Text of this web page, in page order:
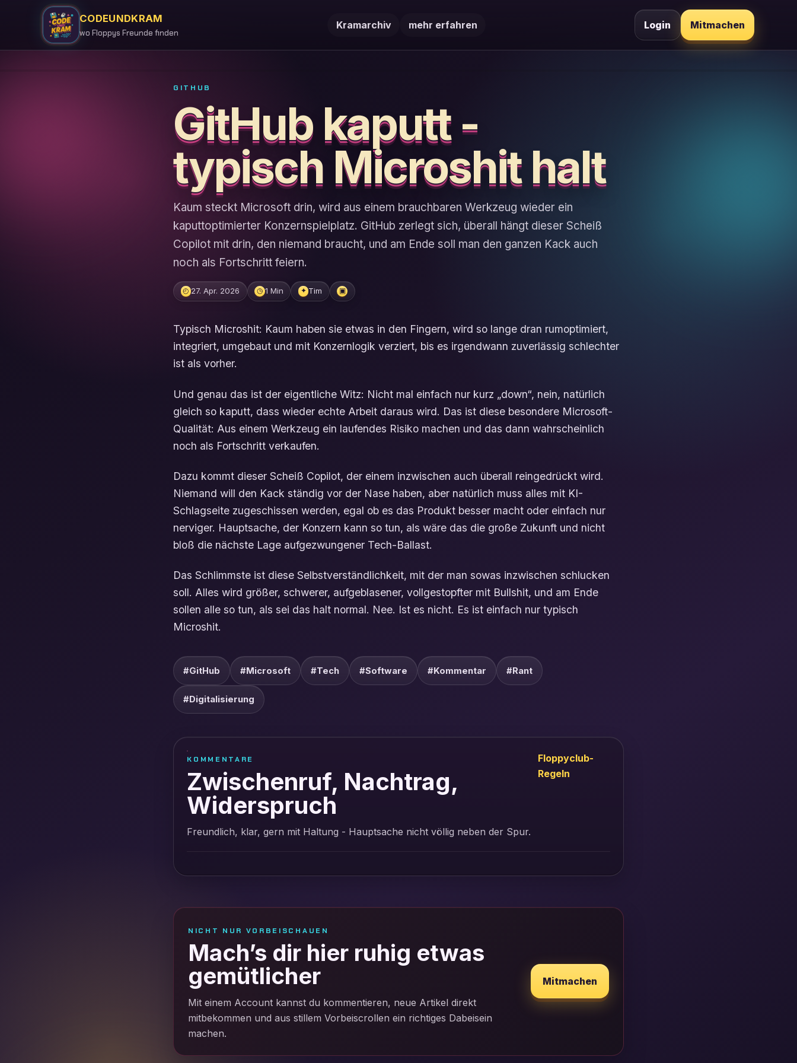
CODEUNDKRAM
wo Floppys Freunde finden
Kramarchiv mehr erfahren Login Mitmachen
GITHUB
GitHub kaputt -
typisch Microshit halt
Kaum steckt Microsoft drin, wird aus einem brauchbaren Werkzeug wieder ein
kaputtoptimierter Konzernspielplatz. GitHub zerlegt sich, überall hängt dieser Scheiß
Copilot mit drin, den niemand braucht, und am Ende soll man den ganzen Kack auch
noch als Fortschritt feiern.
◴ 27. Apr. 2026 ◷ 1 Min ✦ Tim ▣
Typisch Microshit: Kaum haben sie etwas in den Fingern, wird so lange dran rumoptimiert,
integriert, umgebaut und mit Konzernlogik verziert, bis es irgendwann zuverlässig schlechter
ist als vorher.
Und genau das ist der eigentliche Witz: Nicht mal einfach nur kurz „down“, nein, natürlich
gleich so kaputt, dass wieder echte Arbeit daraus wird. Das ist diese besondere Microsoft-
Qualität: Aus einem Werkzeug ein laufendes Risiko machen und das dann wahrscheinlich
noch als Fortschritt verkaufen.
Dazu kommt dieser Scheiß Copilot, der einem inzwischen auch überall reingedrückt wird.
Niemand will den Kack ständig vor der Nase haben, aber natürlich muss alles mit KI-
Schlagseite zugeschissen werden, egal ob es das Produkt besser macht oder einfach nur
nerviger. Hauptsache, der Konzern kann so tun, als wäre das die große Zukunft und nicht
bloß die nächste Lage aufgezwungener Tech-Ballast.
Das Schlimmste ist diese Selbstverständlichkeit, mit der man sowas inzwischen schlucken
soll. Alles wird größer, schwerer, aufgeblasener, vollgestopfter mit Bullshit, und am Ende
sollen alle so tun, als sei das halt normal. Nee. Ist es nicht. Es ist einfach nur typisch
Microshit.
#GitHub #Microsoft #Tech #Software #Kommentar #Rant
#Digitalisierung
KOMMENTARE
Zwischenruf, Nachtrag,
Widerspruch
Freundlich, klar, gern mit Haltung - Hauptsache nicht völlig neben der Spur.
Floppyclub-
Regeln
NICHT NUR VORBEISCHAUEN
Mach’s dir hier ruhig etwas
gemütlicher
Mit einem Account kannst du kommentieren, neue Artikel direkt
mitbekommen und aus stillem Vorbeiscrollen ein richtiges Dabeisein
machen.
Mitmachen